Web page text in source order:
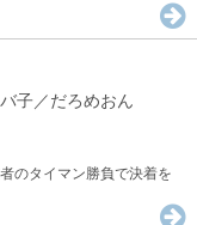
子／だろめおん
のタイマン勝負で決着を